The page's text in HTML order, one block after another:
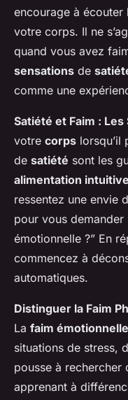
encourage à écouter
votre corps. Il ne
quand vous avez
sensations de
comme une
Satiété et Faim :
votre corps lorsqu’il
de satiété sont les
alimentation intuitive
ressentez une envie
pour vous
émotionnelle ?” En
commencez à
automatiques.
Distinguer la Faim
La faim émotionnelle
situations de stress,
pousse à rechercher
apprenant à